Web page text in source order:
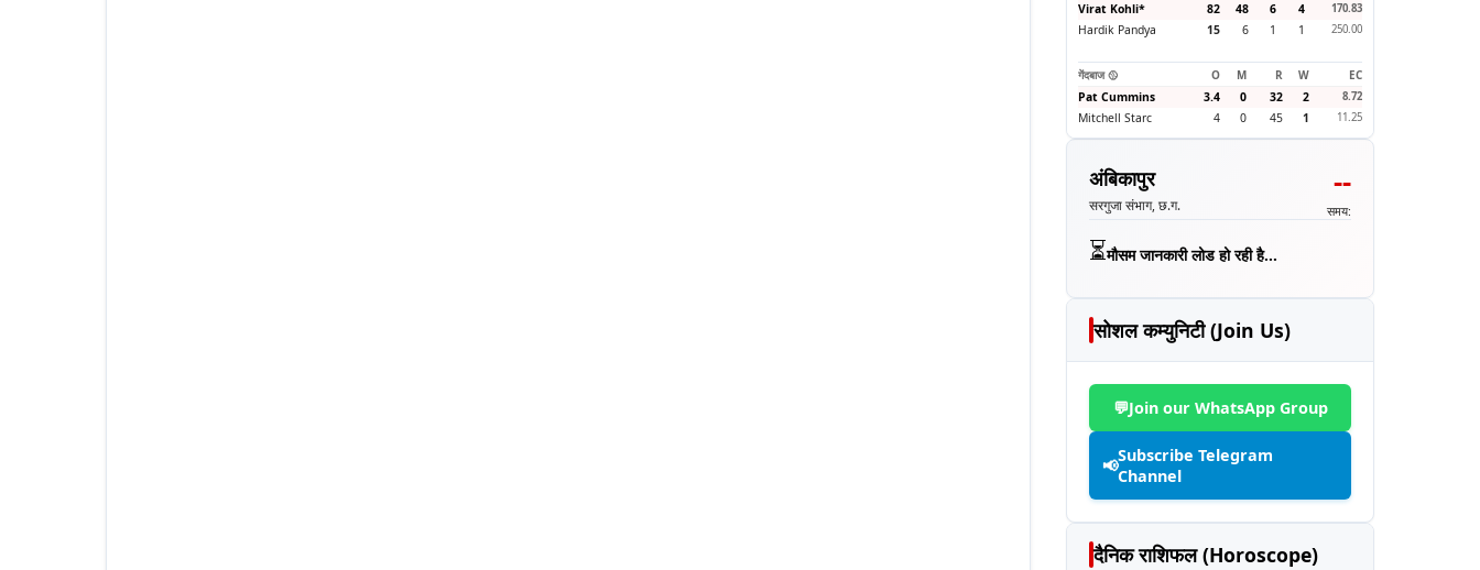
Virat Kohli* 82 48 6 4 170.83
Hardik Pandya 15 6 1 1 250.00
गेंदबाज 🥎 O M R W
EC
Pat Cummins
3.4 0 32 2 8.72
Mitchell Starc 4 0 45 1 11.25
अंबिकापुर
सरगुजा संभाग, छ.ग.
--
समय:
⏳मौसम जानकारी लोड हो रही है...
सोशल कम्युनिटी (Join Us)
💬Join our WhatsApp Group
📢Subscribe Telegram
Channel
दैनिक राशिफल (Horoscope)